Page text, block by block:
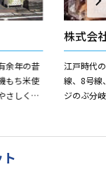
余年の昔
もち米使
さしく包
株式会
江戸時代
線、8号線
ジのぶ分